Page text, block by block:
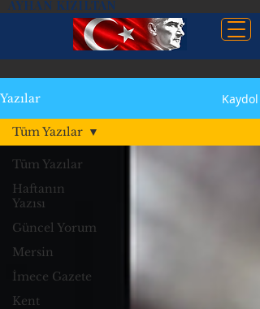
AYHAN KIZILTAN
Yazılar Kaydol
Tüm Yazılar
Haftanın
Yazısı
Güncel Yorum
Mersin
İmece Gazete
Kent
Tüm Yazılar